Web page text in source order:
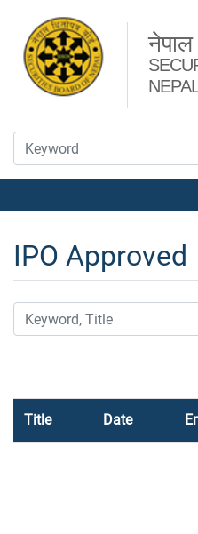
नेपाल
IPO Approved
Title Date